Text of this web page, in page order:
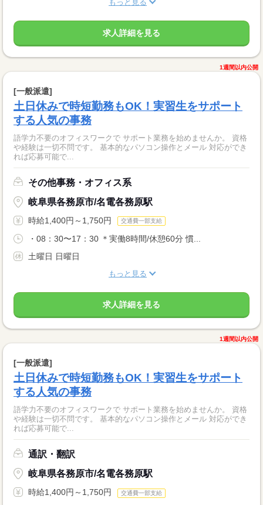
もっと見る
求人詳細を見る
1週間以内公開
[一般派遣]
土日休みで時短勤務もOK！実習生をサポート
する人気の事務
語学力不要のオフィスワークで サポート業務を始めませんか。 資格
や経験は一切不問です。 基本的なパソコン操作とメール 対応ができ
れば応募可能で...
その他事務・オフィス系
岐阜県各務原市/名電各務原駅
時給1,400円～1,750円 交通費一部支給
・08：30〜17：30 ＊実働8時間/休憩60分 慣...
土曜日 日曜日
もっと見る
求人詳細を見る
1週間以内公開
[一般派遣]
土日休みで時短勤務もOK！実習生をサポート
する人気の事務
語学力不要のオフィスワークで サポート業務を始めませんか。 資格
や経験は一切不問です。 基本的なパソコン操作とメール 対応ができ
れば応募可能で...
通訳・翻訳
岐阜県各務原市/名電各務原駅
時給1,400円～1,750円 交通費一部支給